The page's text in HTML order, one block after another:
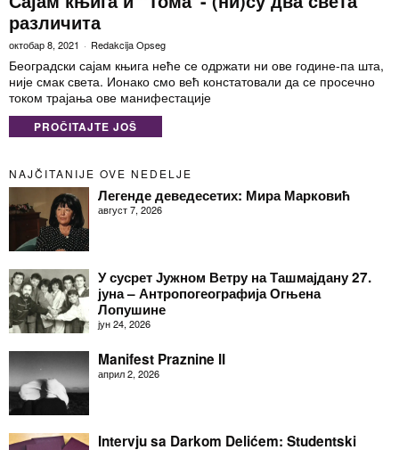
различита
октобар 8, 2021 Redakcija Opseg
Београдски сајам књига неће се одржати ни ове године-па шта,
није смак света. Ионако смо већ констатовали да се просечно
током трајања ове манифестације
PROČITAJTE JOŠ
NAJČITANIJE OVE NEDELJE
Легенде деведесетих: Мира Марковић
август 7, 2026
У сусрет Јужном Ветру на Ташмајдану 27.
јуна – Антропогеографија Огњена
Лопушине
јун 24, 2026
Manifest Praznine II
април 2, 2026
Intervju sa Darkom Delićem: Studentski